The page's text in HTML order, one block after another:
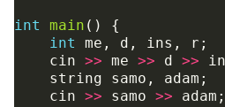
int main ()
{
int
me , d , ins , r ;
cin >> me >> d >>
string
samo , adam ;
cin >> samo >> adam ;